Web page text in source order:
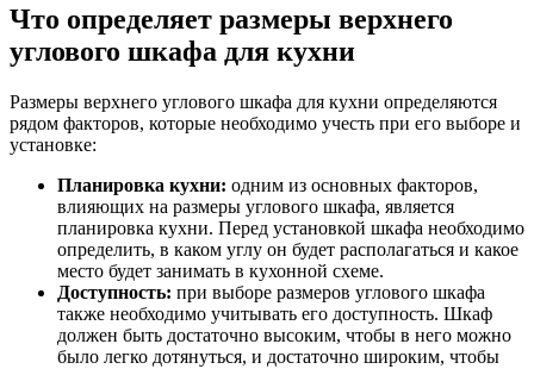
Что определяет размеры верхнего
углового шкафа для кухни
Размеры верхнего углового шкафа для кухни определяются
рядом факторов, которые необходимо учесть при его выборе и
установке:
Планировка кухни: одним из основных факторов,
влияющих на размеры углового шкафа, является
планировка кухни. Перед установкой шкафа необходимо
определить, в каком углу он будет располагаться и какое
место будет занимать в кухонной схеме.
Доступность: при выборе размеров углового шкафа
также необходимо учитывать его доступность. Шкаф
должен быть достаточно высоким, чтобы в него можно
было легко дотянуться, и достаточно широким, чтобы